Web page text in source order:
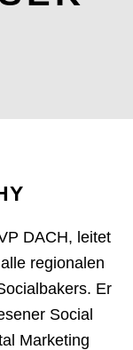
DACH, leitet
regionalen
Er
Social
Marketing